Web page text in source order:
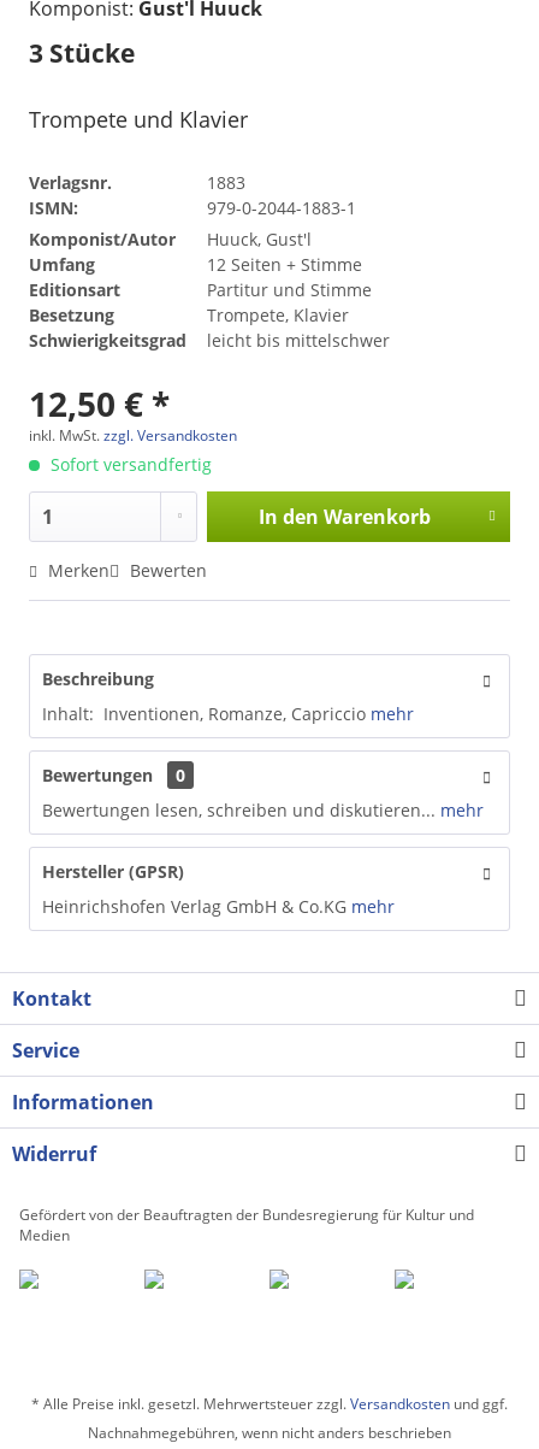
Komponist: Gust'l Huuck
3 Stücke
Trompete und Klavier
Verlagsnr.
1883
ISMN:
979-0-2044-1883-1
Komponist/Autor
Huuck, Gust'l
Umfang
12 Seiten + Stimme
Editionsart
Partitur und Stimme
Besetzung
Trompete, Klavier
Schwierigkeitsgrad
leicht bis mittelschwer
12,50 € *
inkl. MwSt.zzgl. Versandkosten
Sofort versandfertig
In den Warenkorb
Merken Bewerten
Beschreibung
Inhalt: Inventionen, Romanze, Capriccio mehr
Bewertungen
0
Bewertungen lesen, schreiben und diskutieren... mehr
Hersteller (GPSR)
Heinrichshofen Verlag GmbH & Co.KG mehr
Kontakt
Service
Informationen
Widerruf
Gefördert von der Beauftragten der Bundesregierung für Kultur und
Medien
* Alle Preise inkl. gesetzl. Mehrwertsteuer zzgl.Versandkosten und ggf.
Nachnahmegebühren, wenn nicht anders beschrieben